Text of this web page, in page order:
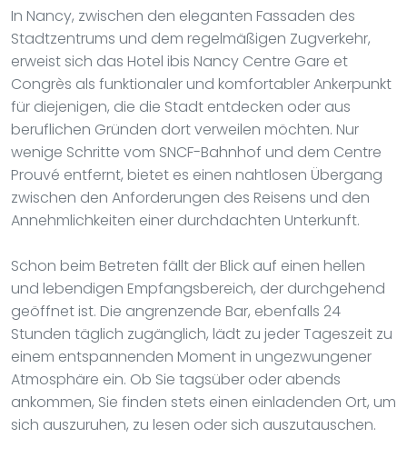
In Nancy, zwischen den eleganten Fassaden des
Stadtzentrums und dem regelmäßigen Zugverkehr,
erweist sich das Hotel ibis Nancy Centre Gare et
Congrès als funktionaler und komfortabler Ankerpunkt
für diejenigen, die die Stadt entdecken oder aus
beruflichen Gründen dort verweilen möchten. Nur
wenige Schritte vom SNCF-Bahnhof und dem Centre
Prouvé entfernt, bietet es einen nahtlosen Übergang
zwischen den Anforderungen des Reisens und den
Annehmlichkeiten einer durchdachten Unterkunft.
Schon beim Betreten fällt der Blick auf einen hellen
und lebendigen Empfangsbereich, der durchgehend
geöffnet ist. Die angrenzende Bar, ebenfalls 24
Stunden täglich zugänglich, lädt zu jeder Tageszeit zu
einem entspannenden Moment in ungezwungener
Atmosphäre ein. Ob Sie tagsüber oder abends
ankommen, Sie finden stets einen einladenden Ort, um
sich auszuruhen, zu lesen oder sich auszutauschen.